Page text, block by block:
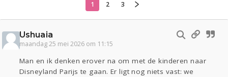
Seks
Gezondheid
Coronavirus
Overig
Actueel Oekraïne
Zwanger
Psyche Thuis
Klussen
1 2 3
Ushuaia
maandag 25 mei 2026 om 11:15
Man en ik denken erover na om met de kinderen naar
Disneyland Parijs te gaan. Er ligt nog niets vast: we